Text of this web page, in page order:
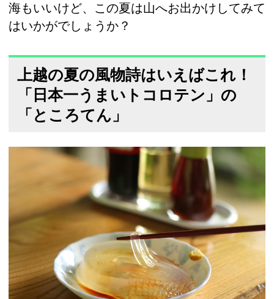
海もいいけど、この夏は山へお出かけしてみて
はいかがでしょうか？
上越の夏の風物詩はいえばこれ！
「日本一うまいトコロテン」の
「ところてん」